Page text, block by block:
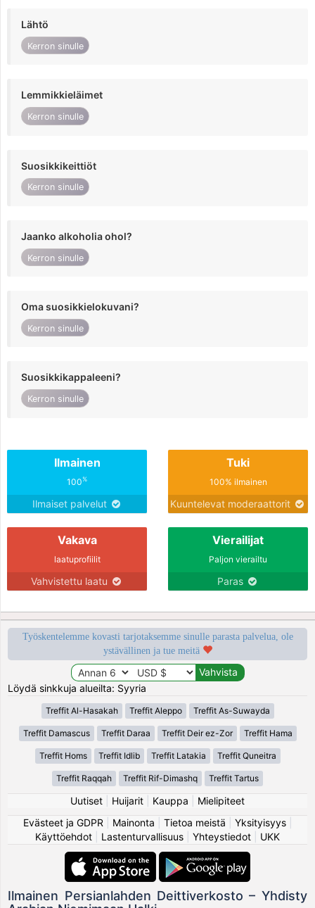
Lähtö
Kerron sinulle
Lemmikkieläimet
Kerron sinulle
Suosikkikeittiöt
Kerron sinulle
Jaanko alkoholia ohol?
Kerron sinulle
Oma suosikkielokuvani?
Kerron sinulle
Suosikkikappaleeni?
Kerron sinulle
Ilmainen
100%
Ilmaiset palvelut
Tuki
100% ilmainen
Kuuntelevat moderaattorit
Vakava
laatuprofiilit
Vahvistettu laatu
Vierailijat
Paljon vierailtu
Paras
Työskentelemme kovasti tarjotaksemme sinulle parasta palvelua, ole
ystävällinen ja tue meitä
Löydä sinkkuja alueilta: Syyria
Treffit Al-Hasakah Treffit Aleppo Treffit As-Suwayda
Treffit Damascus Treffit Daraa Treffit Deir ez-Zor Treffit Hama
Treffit Homs Treffit Idlib Treffit Latakia Treffit Quneitra
Treffit Raqqah Treffit Rif-Dimashq Treffit Tartus
Uutiset Huijarit Kauppa
Mielipiteet
Evästeet ja GDPR
Mainonta Tietoa meistä Yksityisyys|
Käyttöehdot
Lastenturvallisuus Yhteystiedot UKK
Ilmainen Persianlahden Deittiverkosto – Yhdisty